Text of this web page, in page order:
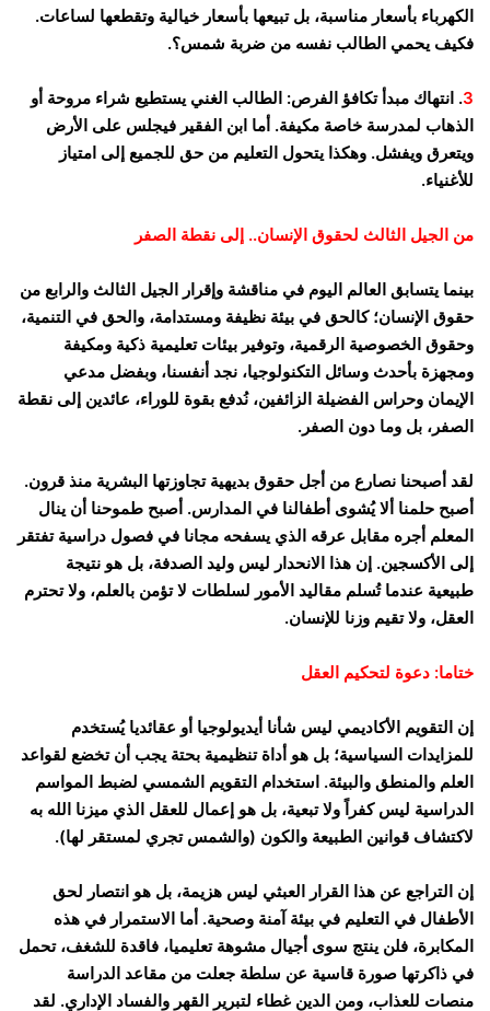
الكهرباء بأسعار مناسبة، بل تبيعها بأسعار خيالية وتقطعها لساعات.
فكيف يحمي الطالب نفسه من ضربة شمس؟.
3. انتهاك مبدأ تكافؤ الفرص: الطالب الغني يستطيع شراء مروحة أو
الذهاب لمدرسة خاصة مكيفة. أما ابن الفقير فيجلس على الأرض
ويتعرق ويفشل. وهكذا يتحول التعليم من حق للجميع إلى امتياز
للأغنياء.
من الجيل الثالث لحقوق الإنسان.. إلى نقطة الصفر
بينما يتسابق العالم اليوم في مناقشة وإقرار الجيل الثالث والرابع من
حقوق الإنسان؛ كالحق في بيئة نظيفة ومستدامة، والحق في التنمية،
وحقوق الخصوصية الرقمية، وتوفير بيئات تعليمية ذكية ومكيفة
ومجهزة بأحدث وسائل التكنولوجيا، نجد أنفسنا، وبفضل مدعي
الإيمان وحراس الفضيلة الزائفين، نُدفع بقوة للوراء، عائدين إلى نقطة
الصفر، بل وما دون الصفر.
لقد أصبحنا نصارع من أجل حقوق بديهية تجاوزتها البشرية منذ قرون.
أصبح حلمنا ألا يُشوى أطفالنا في المدارس. أصبح طموحنا أن ينال
المعلم أجره مقابل عرقه الذي يسفحه مجانا في فصول دراسية تفتقر
إلى الأكسجين. إن هذا الانحدار ليس وليد الصدفة، بل هو نتيجة
طبيعية عندما تُسلم مقاليد الأمور لسلطات لا تؤمن بالعلم، ولا تحترم
العقل، ولا تقيم وزنا للإنسان.
ختاما: دعوة لتحكيم العقل
إن التقويم الأكاديمي ليس شأنا أيديولوجيا أو عقائديا يُستخدم
للمزايدات السياسية؛ بل هو أداة تنظيمية بحتة يجب أن تخضع لقواعد
العلم والمنطق والبيئة. استخدام التقويم الشمسي لضبط المواسم
الدراسية ليس كفراً ولا تبعية، بل هو إعمال للعقل الذي ميزنا الله به
لاكتشاف قوانين الطبيعة والكون (والشمس تجري لمستقر لها).
إن التراجع عن هذا القرار العبثي ليس هزيمة، بل هو انتصار لحق
الأطفال في التعليم في بيئة آمنة وصحية. أما الاستمرار في هذه
المكابرة، فلن ينتج سوى أجيال مشوهة تعليميا، فاقدة للشغف، تحمل
في ذاكرتها صورة قاسية عن سلطة جعلت من مقاعد الدراسة
منصات للعذاب، ومن الدين غطاء لتبرير القهر والفساد الإداري. لقد